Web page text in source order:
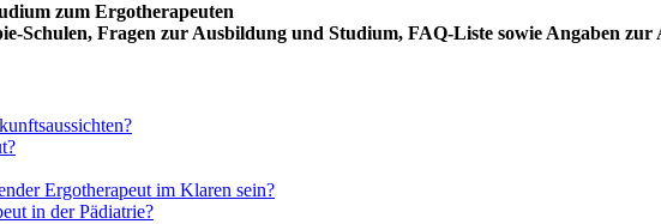
zum Ergotherapeuten
Schulen, Fragen zur Ausbildung und Studium, FAQ-Liste sowie Angaben
Ergotherapeut im Klaren sein?
in der Pädiatrie?